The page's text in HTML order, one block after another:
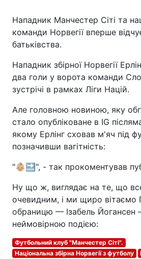
Нападник Манчестер Сіті та
команди Норвегії вперше
батьківства.
Нападник збірної Норвегії
два голи у ворота команди
зустрічі в рамках Ліги Націй.
Але головною новиною, яку
стало опубліковане в IG
якому Ерлінг сховав м'яч під
позначивши вагітність:
"👶🏼🔜", - так прокоментував
Ну що ж, виглядає на те, що
очевидним, і ми щиро вітаємо
обраницю — Ізабель Йогансен
неймовірною подією:
Футбольний клуб "Манчестер Сіті".
Національна збірна Норвегії з футболу